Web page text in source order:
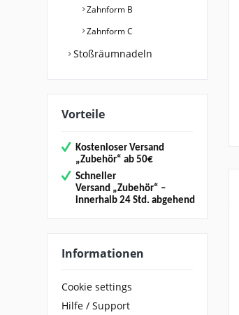
Zahnform B
Zahnform C
Stoßräumnadeln
Vorteile
Kostenloser Versand
„Zubehör“ ab 50€
Schneller
Versand „Zubehör“ –
innerhalb 24 Std. abgehend
Informationen
Cookie settings
Hilfe / Support